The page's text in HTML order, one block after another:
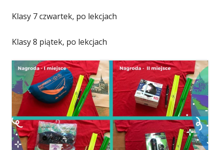
Klasy 7 czwartek, po lekcjach
Klasy 8 piątek, po lekcjach